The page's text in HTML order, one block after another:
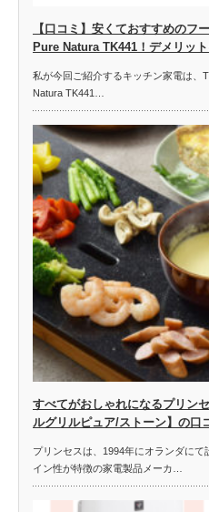
【口コミ】安くておすすめのフ
Pure Natura TK441！デメリット
私が今回ご紹介するキッチン家電は、
Natura TK441…
すべてがおしゃれになるプリン
ルグリルピュア/ストーン】の口
プリンセスは、1994年にオランダに
イン性が特徴の家電製品メーカ…